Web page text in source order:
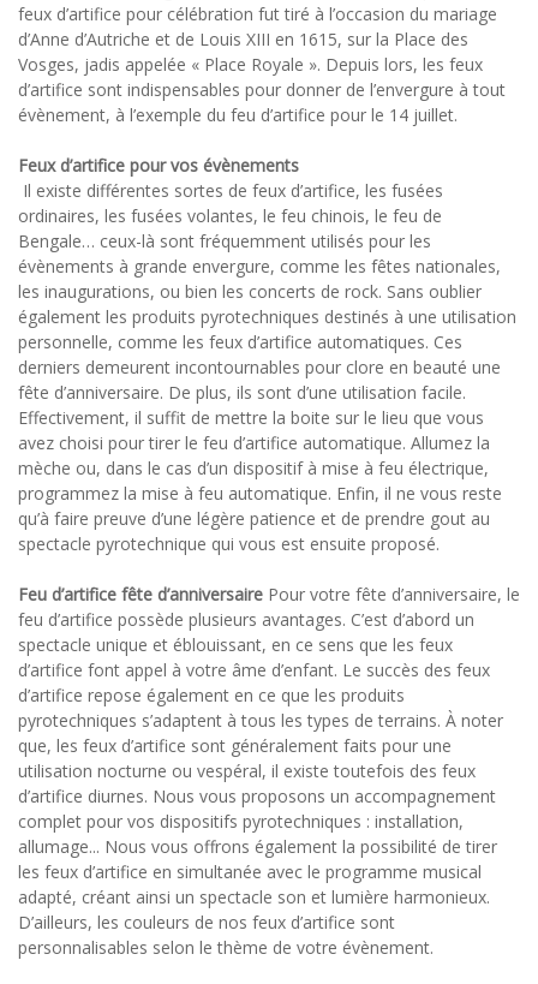
feux d’artifice pour célébration fut tiré à l’occasion du mariage
d’Anne d’Autriche et de Louis XIII en 1615, sur la Place des
Vosges, jadis appelée « Place Royale ». Depuis lors, les feux
d’artifice sont indispensables pour donner de l’envergure à tout
évènement, à l’exemple du feu d’artifice pour le 14 juillet.
Feux d’artifice pour vos évènements
Il existe différentes sortes de feux d’artifice, les fusées
ordinaires, les fusées volantes, le feu chinois, le feu de
Bengale… ceux-là sont fréquemment utilisés pour les
évènements à grande envergure, comme les fêtes nationales,
les inaugurations, ou bien les concerts de rock. Sans oublier
également les produits pyrotechniques destinés à une utilisation
personnelle, comme les feux d’artifice automatiques. Ces
derniers demeurent incontournables pour clore en beauté une
fête d’anniversaire. De plus, ils sont d’une utilisation facile.
Effectivement, il suffit de mettre la boite sur le lieu que vous
avez choisi pour tirer le feu d’artifice automatique. Allumez la
mèche ou, dans le cas d’un dispositif à mise à feu électrique,
programmez la mise à feu automatique. Enfin, il ne vous reste
qu’à faire preuve d’une légère patience et de prendre gout au
spectacle pyrotechnique qui vous est ensuite proposé.
Feu d’artifice fête d’anniversaire Pour votre fête d’anniversaire, le
feu d’artifice possède plusieurs avantages. C’est d’abord un
spectacle unique et éblouissant, en ce sens que les feux
d’artifice font appel à votre âme d’enfant. Le succès des feux
d’artifice repose également en ce que les produits
pyrotechniques s’adaptent à tous les types de terrains. À noter
que, les feux d’artifice sont généralement faits pour une
utilisation nocturne ou vespéral, il existe toutefois des feux
d’artifice diurnes. Nous vous proposons un accompagnement
complet pour vos dispositifs pyrotechniques : installation,
allumage... Nous vous offrons également la possibilité de tirer
les feux d’artifice en simultanée avec le programme musical
adapté, créant ainsi un spectacle son et lumière harmonieux.
D’ailleurs, les couleurs de nos feux d’artifice sont
personnalisables selon le thème de votre évènement.